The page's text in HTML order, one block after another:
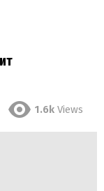
1.6k Views